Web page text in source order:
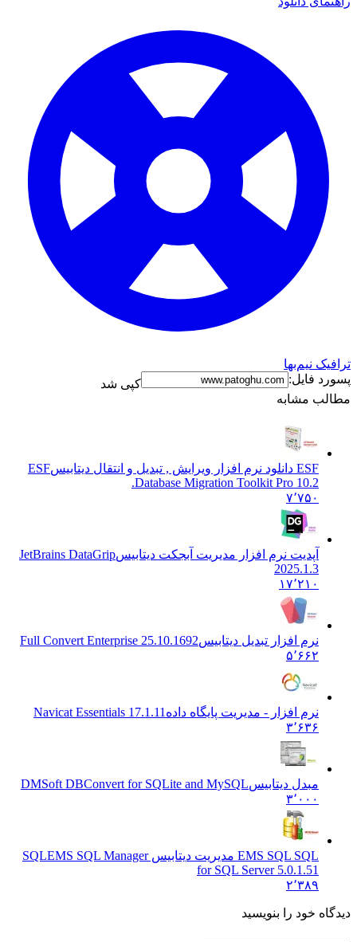
ترافیک نیم‌بها
پسورد فایل:
کپی شد
مطالب مشابه
ESF دانلود نرم افزار ویرایش , تبدیل و انتقال دیتابیس
ESF
Database Migration Toolkit Pro 10.2.
۷٬۷۵۰
آپدیت نرم افزار مدیریت آبجکت دیتابیسJetBrains DataGrip
2025.1.3
۱۷٬۲۱۰
نرم افزار تبدیل دیتابیسFull Convert Enterprise 25.10.1692
۵٬۶۶۲
نرم افزار - مدیریت پایگاه داده Navicat Essentials 17.1.11
۳٬۶۳۶
مبدل دیتابیسDMSoft DBConvert for SQLite and MySQL
۳٬۰۰۰
EMS SQL SQL مدیریت دیتابیس SQL
EMS SQL Manager
for SQL Server 5.0.1.51
۲٬۳۸۹
دیدگاه خود را بنویسید